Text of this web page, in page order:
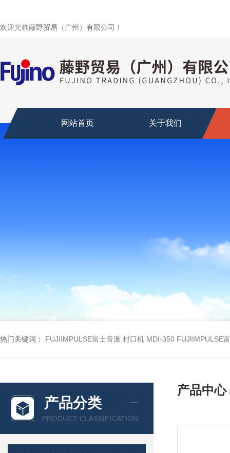
欢迎光临藤野贸易（广州）有限公司！
网站首页 关于我们
热门关键词： FUJIIMPULSE富士音派 封口机 MDI-350 FUJIIMPULSE
产品分类
PRODUCT CLASSIFICATION
产品中心